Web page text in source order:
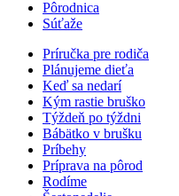
Pôrodnica
Súťaže
Príručka pre rodiča
Plánujeme dieťa
Keď sa nedarí
Kým rastie bruško
Týždeň po týždni
Bábätko v brušku
Príbehy
Príprava na pôrod
Rodíme